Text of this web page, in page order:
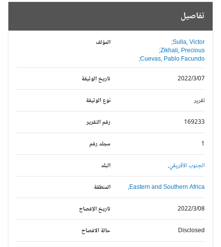
تفاصيل
المؤلف
Sulla, Victor;
Zikhali, Precious;
Cuevas, Pablo Facundo;
تاريخ الوثيقة
2022/3/07
نوع الوثيقة تقرير
رقم التقرير 169233
مجلد رقم
البلد الجنوب الأفريقي,
المنطقة Eastern and Southern Africa,
تاريخ الإفصاح 2022/3/08
حالة الافصاح Disclosed